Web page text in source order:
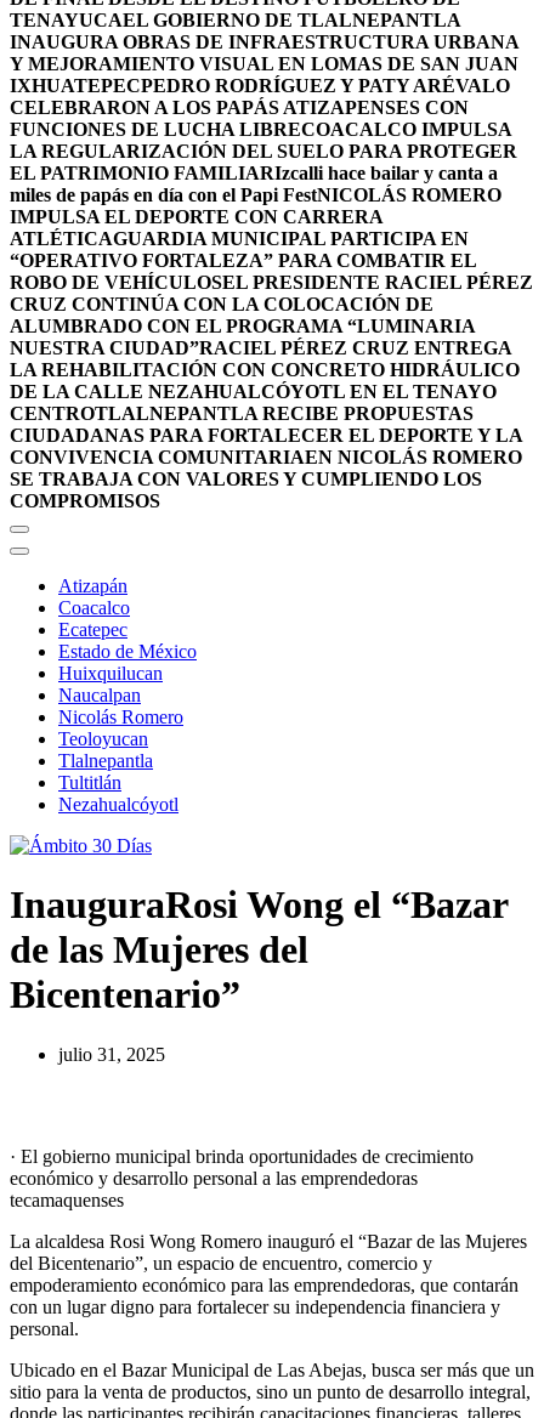
TENAYUCAEL GOBIERNO DE TLALNEPANTLA
INAUGURA OBRAS DE INFRAESTRUCTURA URBANA
Y MEJORAMIENTO VISUAL EN LOMAS DE SAN JUAN
IXHUATEPECPEDRO RODRÍGUEZ Y PATY ARÉVALO
CELEBRARON A LOS PAPÁS ATIZAPENSES CON
FUNCIONES DE LUCHA LIBRECOACALCO IMPULSA
LA REGULARIZACIÓN DEL SUELO PARA PROTEGER
EL PATRIMONIO FAMILIARIzcalli hace bailar y canta a
miles de papás en día con el Papi FestNICOLÁS ROMERO
IMPULSA EL DEPORTE CON CARRERA
ATLÉTICAGUARDIA MUNICIPAL PARTICIPA EN
“OPERATIVO FORTALEZA” PARA COMBATIR EL
ROBO DE VEHÍCULOSEL PRESIDENTE RACIEL PÉREZ
CRUZ CONTINÚA CON LA COLOCACIÓN DE
ALUMBRADO CON EL PROGRAMA “LUMINARIA
NUESTRA CIUDAD”RACIEL PÉREZ CRUZ ENTREGA
LA REHABILITACIÓN CON CONCRETO HIDRÁULICO
DE LA CALLE NEZAHUALCÓYOTL EN EL TENAYO
CENTROTLALNEPANTLA RECIBE PROPUESTAS
CIUDADANAS PARA FORTALECER EL DEPORTE Y LA
CONVIVENCIA COMUNITARIAEN NICOLÁS ROMERO
SE TRABAJA CON VALORES Y CUMPLIENDO LOS
COMPROMISOS
Atizapán
Coacalco
Ecatepec
Estado de México
Huixquilucan
Naucalpan
Nicolás Romero
Teoloyucan
Tlalnepantla
Tultitlán
Nezahualcóyotl
InauguraRosi Wong el “Bazar
de las Mujeres del
Bicentenario”
julio 31, 2025
· El gobierno municipal brinda oportunidades de crecimiento
económico y desarrollo personal a las emprendedoras
tecamaquenses
La alcaldesa Rosi Wong Romero inauguró el “Bazar de las Mujeres
del Bicentenario”, un espacio de encuentro, comercio y
empoderamiento económico para las emprendedoras, que contarán
con un lugar digno para fortalecer su independencia financiera y
personal.
Ubicado en el Bazar Municipal de Las Abejas, busca ser más que un
sitio para la venta de productos, sino un punto de desarrollo integral,
donde las participantes recibirán capacitaciones financieras, talleres